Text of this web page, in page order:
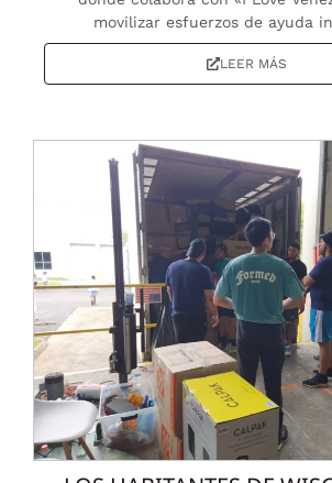
movilizar esfuerzos de ayuda
LEER MÁS